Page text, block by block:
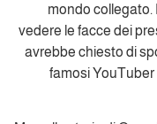
mondo collegato.
vedere le facce dei
avrebbe chiesto di
famosi